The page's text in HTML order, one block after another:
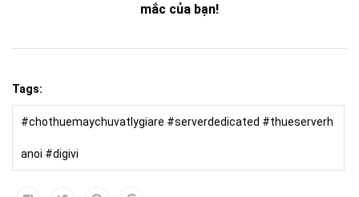
mắc của bạn!
Tags:
#chothuemaychuvatlygiare #serverdedicated #thueserverh
anoi #digivi